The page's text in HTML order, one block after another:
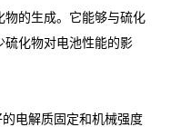
物的生成。它能够与硫化
硫化物对电池性能的影
电解质固定和机械强度